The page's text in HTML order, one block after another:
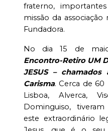
fraterno,
missão da associação
Fundadora.
No dia 15 de
Encontro-Retiro UM
JESUS –
Carisma. Cerca de 60
Lisboa, Alverca,
Dominguiso,
este extraordinário